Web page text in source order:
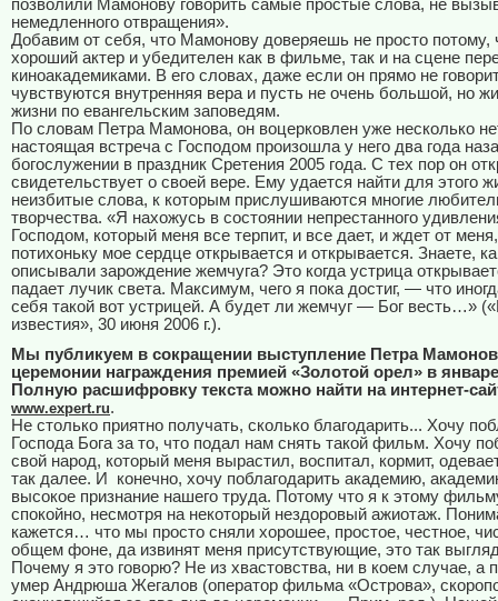
позволили Мамонову говорить самые простые слова, не
немедленного отвращения».
Добавим от себя, что Мамонову доверяешь не просто потому,
хороший актер и убедителен как в фильме, так и на сцене
киноакадемиками. В его словах, даже если он прямо не
чувствуются внутренняя вера и пусть не очень большой, но
жизни по евангельским заповедям.
По словам Петра Мамонова, он воцерковлен уже несколько
настоящая встреча с Господом произошла у него два года
богослужении в праздник Сретения 2005 года. С тех пор он
свидетельствует о своей вере. Ему удается найти для этого
неизбитые слова, к которым прислушиваются многие
творчества. «Я нахожусь в состоянии непрестанного
Господом, который меня все терпит, и все дает, и ждет от
потихоньку мое сердце открывается и открывается. Знаете,
описывали зарождение жемчуга? Это когда устрица
падает лучик света. Максимум, чего я пока достиг, — что
себя такой вот устрицей. А будет ли жемчуг — Бог весть…»
известия», 30 июня 2006 г.).
Мы публикуем в сокращении выступление Петра
церемонии награждения премией «Золотой орел» в
Полную расшифровку текста можно найти на интернет-
www.expert.ru.
Не столько приятно получать, сколько благодарить... Хочу
Господа Бога за то, что подал нам снять такой фильм. Хочу
свой народ, который меня вырастил, воспитал, кормит,
так далее. И конечно, хочу поблагодарить академию,
высокое признание нашего труда. Потому что я к этому
спокойно, несмотря на некоторый нездоровый ажиотаж.
кажется… что мы просто сняли хорошее, простое, честное,
общем фоне, да извинят меня присутствующие, это так
Почему я это говорю? Не из хвастовства, ни в коем случае, а
умер Андрюша Жегалов (оператор фильма «Острова»,